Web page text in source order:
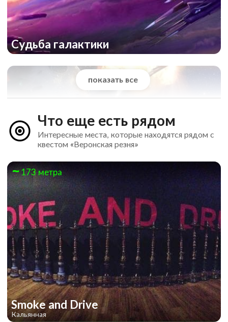
Судьба галактики
показать все
Космическая ловушка
Что еще есть рядом
Интересные места, которые находятся рядом с
квестом «Веронская резня»
173 метра
Smoke and Drive
Кальянная